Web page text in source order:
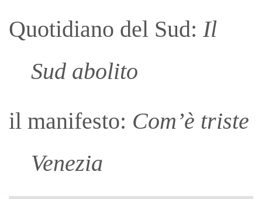
Quotidiano del Sud: Il
Sud abolito
il manifesto: Com’è triste
Venezia